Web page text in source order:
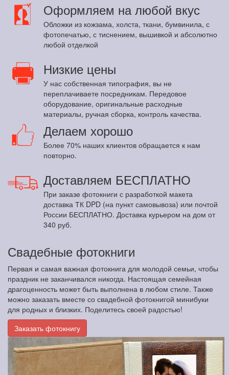
Оформляем на любой вкус
Обложки из кожзама, холста, ткани, бумвинила, с
фотопечатью, с тиснением, вышивкой и абсолютно
любой отделкой
Низкие цены
У нас собственная типография, вы не
переплачиваете посредникам. Передовое
оборудование, оригинальные расходные
материалы, ручная сборка, контроль качества.
Делаем хорошо
Более 70% наших клиентов обращается к нам
повторно.
Доставляем БЕСПЛАТНО
При заказе фотокниги с разработкой макета
доставка ТК DPD (на пункт самовывоза) или почтой
России БЕСПЛАТНО. Доставка курьером на дом от
340 руб.
Свадебные фотокниги
Первая и самая важная фотокнига для молодой семьи, чтобы
праздник не заканчивался никогда. Настоящая семейная
драгоценность может быть выполнена в любом стиле. Также
можно заказать вместе со свадебной фотокнигой минибуки
для родных и близких. Поделитесь своей радостью!
Заказать фотокнигу